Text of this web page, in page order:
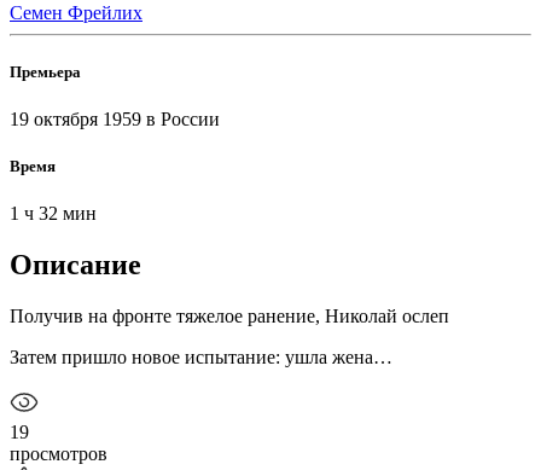
Семен Фрейлих
Премьера
19 октября 1959 в России
Время
1 ч 32 мин
Описание
Получив на фронте тяжелое ранение, Николай ослеп
Затем пришло новое испытание: ушла жена…
19
просмотров